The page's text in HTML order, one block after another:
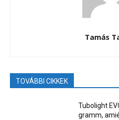
Tamás
TOVÁBBI CIKKEK
Tubolight
gramm,